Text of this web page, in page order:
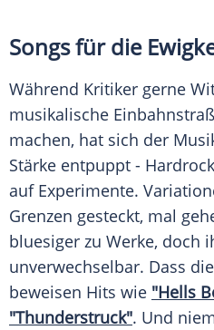
Songs für die
Während Kritiker gerne
musikalische
machen, hat sich der
Stärke entpuppt -
auf Experimente.
Grenzen gesteckt, mal
bluesiger zu Werke, doch
unverwechselbar. Dass
beweisen Hits wie "Hells
"Thunderstruck". Und